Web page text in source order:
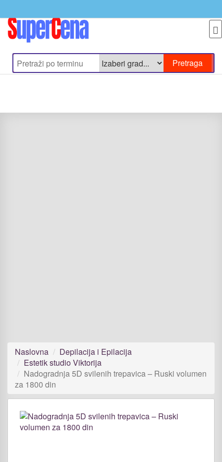
Naslovna
Depilacija i Epilacija
Estetik studio Viktorija
Nadogradnja 5D svilenih trepavica – Ruski volumen
za 1800 din